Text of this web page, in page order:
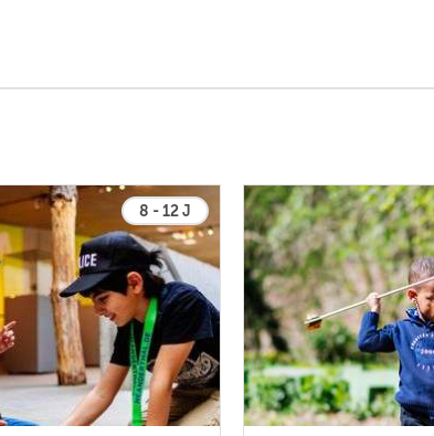
8 - 12 J